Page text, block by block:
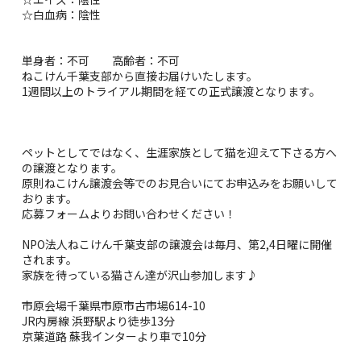
☆白血病：陰性
単身者：不可 高齢者：不可
ねこけん千葉支部から直接お届けいたします。
1週間以上のトライアル期間を経ての正式譲渡となります。
ペットとしてではなく、生涯家族として猫を迎えて下さる方へ
の譲渡となります。
原則ねこけん譲渡会等でのお見合いにてお申込みをお願いして
おります。
応募フォームよりお問い合わせください！
NPO法人ねこけん千葉支部の譲渡会は毎月、第2,4日曜に開催
されます。
家族を待っている猫さん達が沢山参加します♪
市原会場千葉県市原市古市場614-10
JR内房線 浜野駅より徒歩13分
京葉道路 蘇我インターより車で10分